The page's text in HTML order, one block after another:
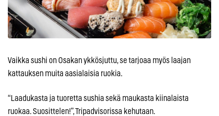
Vaikka sushi on Osakan ykkösjuttu, se tarjoaa myös laajan
kattauksen muita aasialaisia ruokia.
“Laadukasta ja tuoretta sushia sekä maukasta kiinalaista
ruokaa. Suosittelen!”, Tripadvisorissa kehutaan.